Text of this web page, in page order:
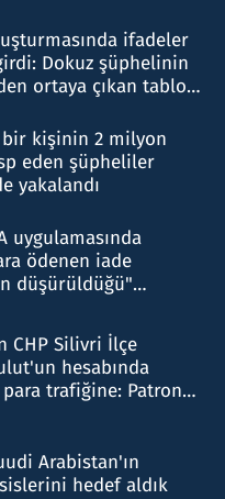
ifadeler
Dokuz şüphelinin
ortaya çıkan tablo
bir kişinin 2 milyon
eden şüpheliler
yakalandı
uygulamasında
ödenen iade
düşürüldüğü"
CHP Silivri İlçe
hesabında
trafiğine: Patron
Arabistan'ın
hedef aldık